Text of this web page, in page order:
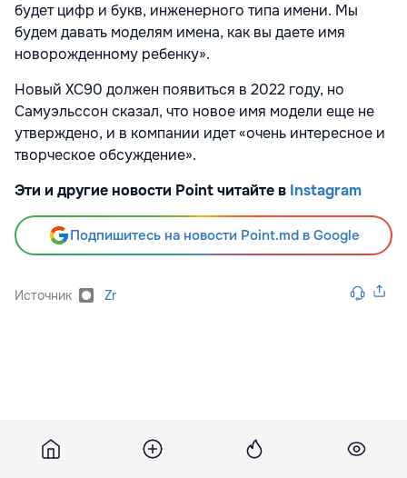
будет цифр и букв, инженерного типа имени. Мы
будем давать моделям имена, как вы даете имя
новорожденному ребенку».
Новый XC90 должен появиться в 2022 году, но
Самуэльссон сказал, что новое имя модели еще не
утверждено, и в компании идет «очень интересное и
творческое обсуждение».
Эти и другие новости Point читайте в Instagram
Подпишитесь на новости Point.md в Google
Источник Zr